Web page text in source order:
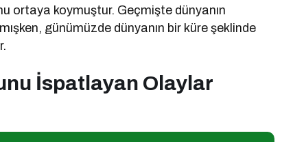
ortaya koymuştur. Geçmişte dünyanın
günümüzde dünyanın bir küre şeklinde
İspatlayan Olaylar